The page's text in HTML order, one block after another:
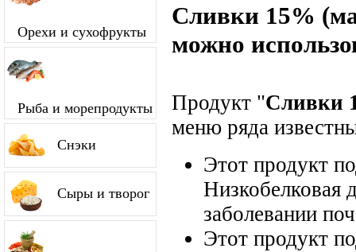
Орехи и сухофрукты
Рыба и морепродукты
Снэки
Сыры и творог
Сливки 15%
можно
Продукт "Сливки
меню ряда
Этот продукт
Низкобелковая
заболевании
Этот продукт